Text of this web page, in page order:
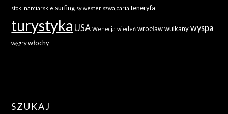
stoki narciarskie surfing sylwester szwajcaria teneryfa
turystyka USA Wenecja wiedeń wrocław wulkany wyspa
węgry włochy
SZUKAJ